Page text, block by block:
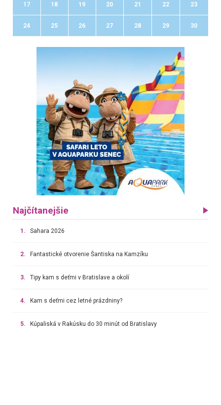
17 18 19 20 21 22 23
24 25 26 27 28 29 30
Najčítanejšie
1. Sahara 2026
2. Fantastické otvorenie Šantiska na Kamzíku
3. Tipy kam s deťmi v Bratislave a okolí
4. Kam s deťmi cez letné prázdniny?
5. Kúpaliská v Rakúsku do 30 minút od Bratislavy